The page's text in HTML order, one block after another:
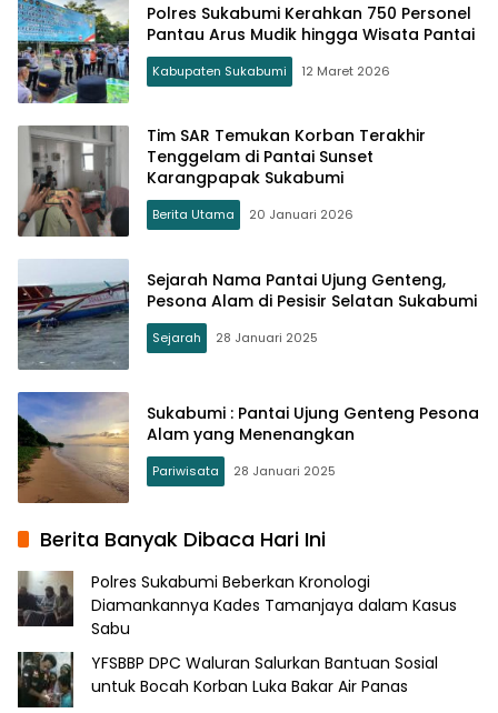
Polres Sukabumi Kerahkan 750 Personel
Pantau Arus Mudik hingga Wisata Pantai
Kabupaten Sukabumi 12 Maret 2026
Tim SAR Temukan Korban Terakhir
Tenggelam di Pantai Sunset
Karangpapak Sukabumi
Berita Utama 20 Januari 2026
Sejarah Nama Pantai Ujung Genteng,
Pesona Alam di Pesisir Selatan Sukabumi
Sejarah 28 Januari 2025
Sukabumi : Pantai Ujung Genteng Pesona
Alam yang Menenangkan
Pariwisata 28 Januari 2025
Berita Banyak Dibaca Hari Ini
Polres Sukabumi Beberkan Kronologi
Diamankannya Kades Tamanjaya dalam Kasus
Sabu
YFSBBP DPC Waluran Salurkan Bantuan Sosial
untuk Bocah Korban Luka Bakar Air Panas